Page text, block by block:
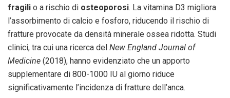
fragili o a rischio di osteoporosi. La vitamina D3 migliora
l’assorbimento di calcio e fosforo, riducendo il rischio di
fratture provocate da densità minerale ossea ridotta. Studi
clinici, tra cui una ricerca del New England Journal of
Medicine (2018), hanno evidenziato che un apporto
supplementare di 800-1000 IU al giorno riduce
significativamente l’incidenza di fratture dell’anca.